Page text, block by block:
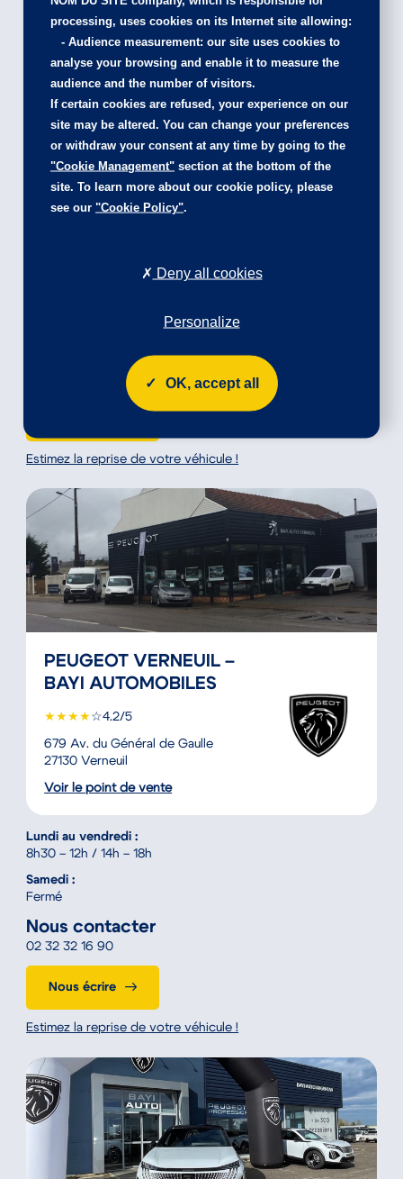
PEUGEOT L’AIGLE – BAYI
AUTOMOBILES
★★★★☆4.6/5
Le bois Aulard
61300 Saint Sulpice Sur Risle
Nous contacter
Estimez la reprise de votre véhicule !
PEUGEOT VERNEUIL –
BAYI AUTOMOBILES
★★★★☆4.2/5
679 Av. du Général de Gaulle
27130 Verneuil
Voir le point de vente
Lundi au vendredi :
8h30 – 12h / 14h – 18h
Samedi :
Fermé
Nous contacter
02 32 32 16 90
Nous écrire
Estimez la reprise de votre véhicule !
processing, uses cookies on its Internet site allowing:
- Audience measurement: our site uses cookies to
analyse your browsing and enable it to measure the
audience and the number of visitors.
If certain cookies are refused, your experience on our
site may be altered. You can change your preferences
or withdraw your consent at any time by going to the
"Cookie Management" section at the bottom of the
site. To learn more about our cookie policy, please
see our "Cookie Policy".
OK, accept all
Personalize
Deny all cookies